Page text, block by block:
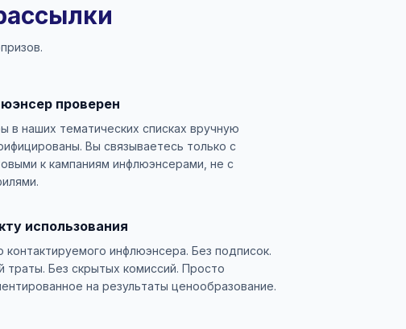
проверен
в наших тематических списках вручную
Вы связываетесь только с
к кампаниям инфлюэнсерами, не с
использования
контактируемого инфлюэнсера. Без подписок.
траты. Без скрытых комиссий. Просто
на результаты ценообразование.